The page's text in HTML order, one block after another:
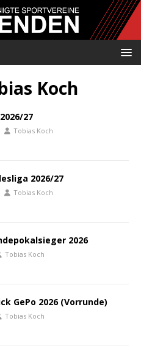
Koch
27
Tobias Koch
2026/27
Tobias Koch
2026
Tobias Koch
GePo 2026 (Vorrunde)
Tobias Koch